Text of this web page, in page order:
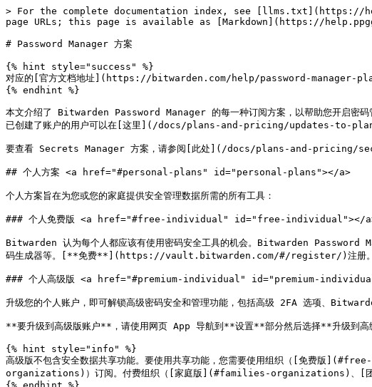
> For the complete documentation index, see [llms.txt](https://
page URLs; this page is available as [Markdown](https://
# Password Manager 方案
{% hint style="success" %}
对应的[官方文档地址](https://bitwarden.com/help/password-manager-
{% endhint %}
本文介绍了 Bitwarden Password Manager 的每一种订阅方案，以帮助您开启密
已创建了账户的用户可以在[这里](/docs/plans-and-pricing/updates-to-
要查看 Secrets Manager 方案，请参阅[此处](/docs/plans-and-pricing/
## 个人方案 <a href="#personal-plans" id="personal-plans"></a>
个人方案旨在为您或您的家庭提供安全管理数据所需的所有工具：
### 个人免费版 <a href="#free-individual" id="free-individual"></
Bitwarden 认为每个人都应该有使用密码安全工具的机会。Bitwarden Password
码生成器等。[**免费**](https://vault.bitwarden.com/#/register/)注册。
### 个人高级版 <a href="#premium-individual" id="premium-
升级您的个人账户，即可解锁高级密码安全和管理功能，包括高级 2FA 选项、
**要升级到高级版账户**，请使用网页 App 导航到**设置**部分然后选择**升
{% hint style="info" %}
高级版不包含安全数据共享功能。要使用共享功能，您需要使用组织（[
organizations)）订阅。付费组织（[家庭版](#families-organizations)、[团